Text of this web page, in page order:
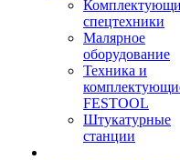
спецтехники
Малярное
оборудование
Техника и
FESTOOL
Штукатурные
станции